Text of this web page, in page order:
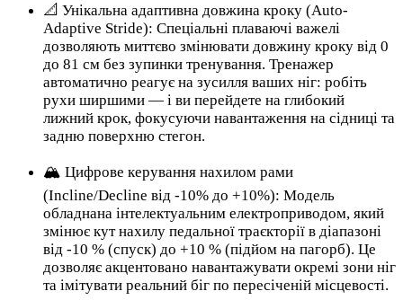
📐 Унікальна адаптивна довжина кроку (Auto-
Adaptive Stride): Спеціальні плаваючі важелі
дозволяють миттєво змінювати довжину кроку від 0
до 81 см без зупинки тренування. Тренажер
автоматично реагує на зусилля ваших ніг: робіть
рухи ширшими — і ви перейдете на глибокий
лижний крок, фокусуючи навантаження на сідниці та
задню поверхню стегон.
🏔️ Цифрове керування нахилом рами
(Incline/Decline від -10% до +10%): Модель
обладнана інтелектуальним електроприводом, який
змінює кут нахилу педальної траєкторії в діапазоні
від -10 % (спуск) до +10 % (підйом на пагорб). Це
дозволяє акцентовано навантажувати окремі зони ніг
та імітувати реальний біг по пересіченій місцевості.